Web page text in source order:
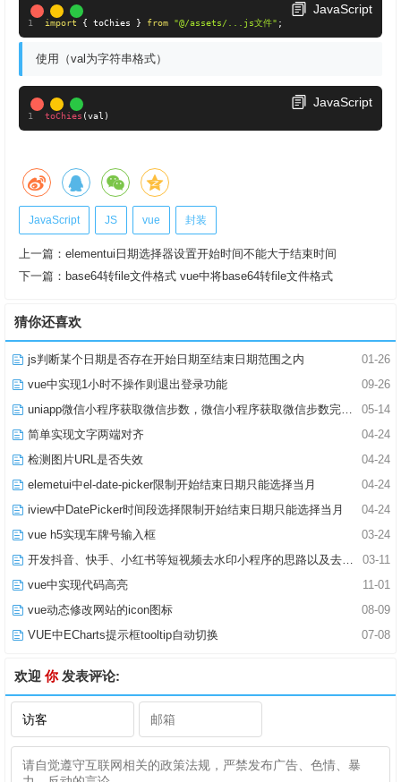
JavaScript
import { toChies } from "@/assets/...js文件" ;
使用（val为字符串格式）
JavaScript
toChies (val )
JavaScript JS vue 封装
上一篇： elementui日期选择器设置开始时间不能大于结束时间
下一篇： base64转file文件格式 vue中将base64转file文件格式
猜你还喜欢
01-26
js判断某个日期是否存在开始日期至结束日期范围之内
09-26
vue中实现1小时不操作则退出登录功能
05-14
uniapp微信小程序获取微信步数，微信小程序获取微信步数完整版
04-24
简单实现文字两端对齐
04-24
检测图片URL是否失效
04-24
elemetui中el-date-picker限制开始结束日期只能选择当月
04-24
iview中DatePicker时间段选择限制开始结束日期只能选择当月
03-24
vue h5实现车牌号输入框
03-11
开发抖音、快手、小红书等短视频去水印小程序的思路以及去水印小程序合法域名的解决问题
11-01
vue中实现代码高亮
08-09
vue动态修改网站的icon图标
07-08
VUE中ECharts提示框tooltip自动切换
欢迎 你发表评论: